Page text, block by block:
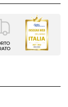
soluzioni